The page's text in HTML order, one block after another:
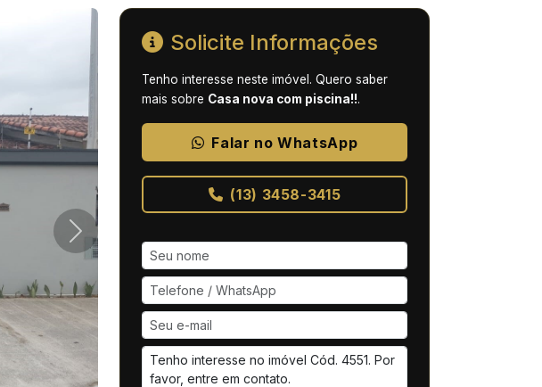
Solicite Informações
Tenho interesse neste imóvel. Quero saber
mais sobre Casa nova com piscina!!.
Falar no WhatsApp
(13) 3458-3415